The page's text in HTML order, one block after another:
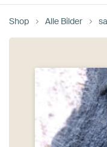
Shop Alle Bilder